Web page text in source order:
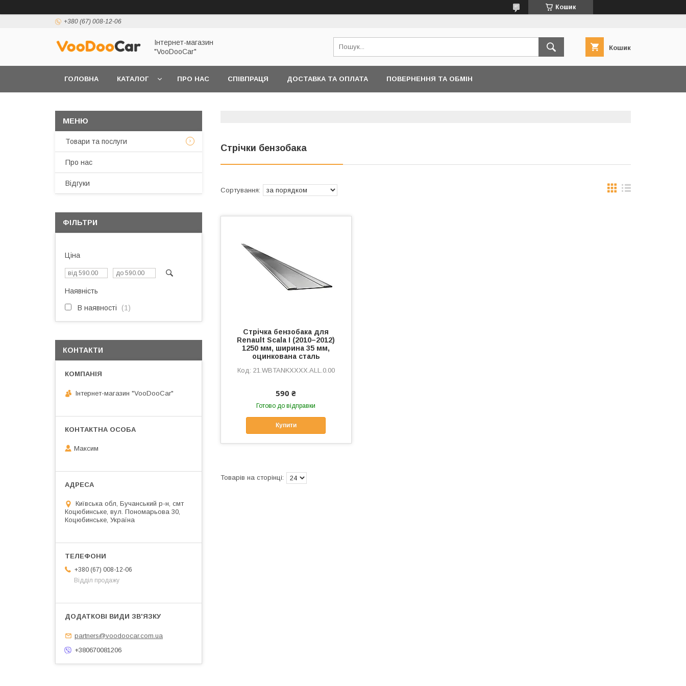
Кошик
+380 (67) 008-12-06
Інтернет-магазин
"VooDooCar"
Кошик
ГОЛОВНА КАТАЛОГ ПРО НАС СПІВПРАЦЯ ДОСТАВКА ТА ОПЛАТА ПОВЕРНЕННЯ ТА ОБМІН
Стрічки бензобака
Стрічка бензобака для
Renault Scala I (2010–2012)
1250 мм, ширина 35 мм,
оцинкована сталь
21.WBTANKXXXX.ALL.0.00
590 ₴
Готово до відправки
Купити
Товари та послуги
Про нас
Відгуки
ФІЛЬТРИ
Ціна
Наявність
В наявності 1
КОНТАКТИ
Інтернет-магазин "VooDooCar"
Максим
Київська обл, Бучанський р-н, смт
Коцюбинське, вул. Пономарьова 30,
Коцюбинське, Україна
+380 (67) 008-12-06
Відділ продажу
partners@voodoocar.com.ua
+380670081206